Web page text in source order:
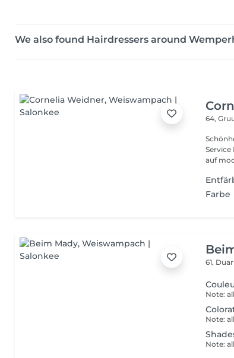
We also found Hairdressers around
64,
Schönheit in
Service In unserem Friseursalon trifft traditionelles Friseurhandwerk
auf
Farbe
61,